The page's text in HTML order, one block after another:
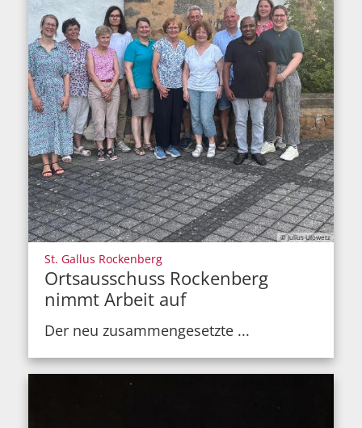
© Julius Ulowetz
St. Gallus Rockenberg:
Ortsausschuss Rockenberg
nimmt Arbeit auf
Der neu zusammengesetzte ...